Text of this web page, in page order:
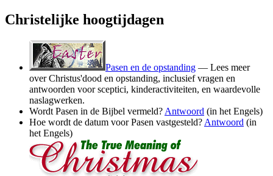
Christelijke hoogtijdagen
Pasen en de opstanding — Lees meer
over Christus'dood en opstanding, inclusief vragen en
antwoorden voor sceptici, kinderactiviteiten, en waardevolle
naslagwerken.
Wordt Pasen in de Bijbel vermeld? Antwoord (in het Engels)
Hoe wordt de datum voor Pasen vastgesteld? Antwoord (in
het Engels)